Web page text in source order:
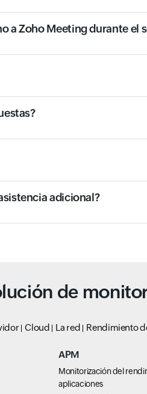
a Zoho Meeting durante el
adicional?
de
Cloud La red Rendimiento
APM
Monitorización del
aplicaciones